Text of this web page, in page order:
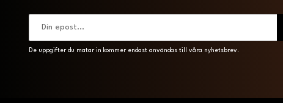
De uppgifter du matar in kommer endast användas till våra nyhetsbrev.